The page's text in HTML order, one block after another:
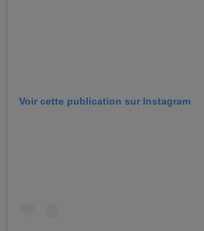
Voir cette publication sur Instagram